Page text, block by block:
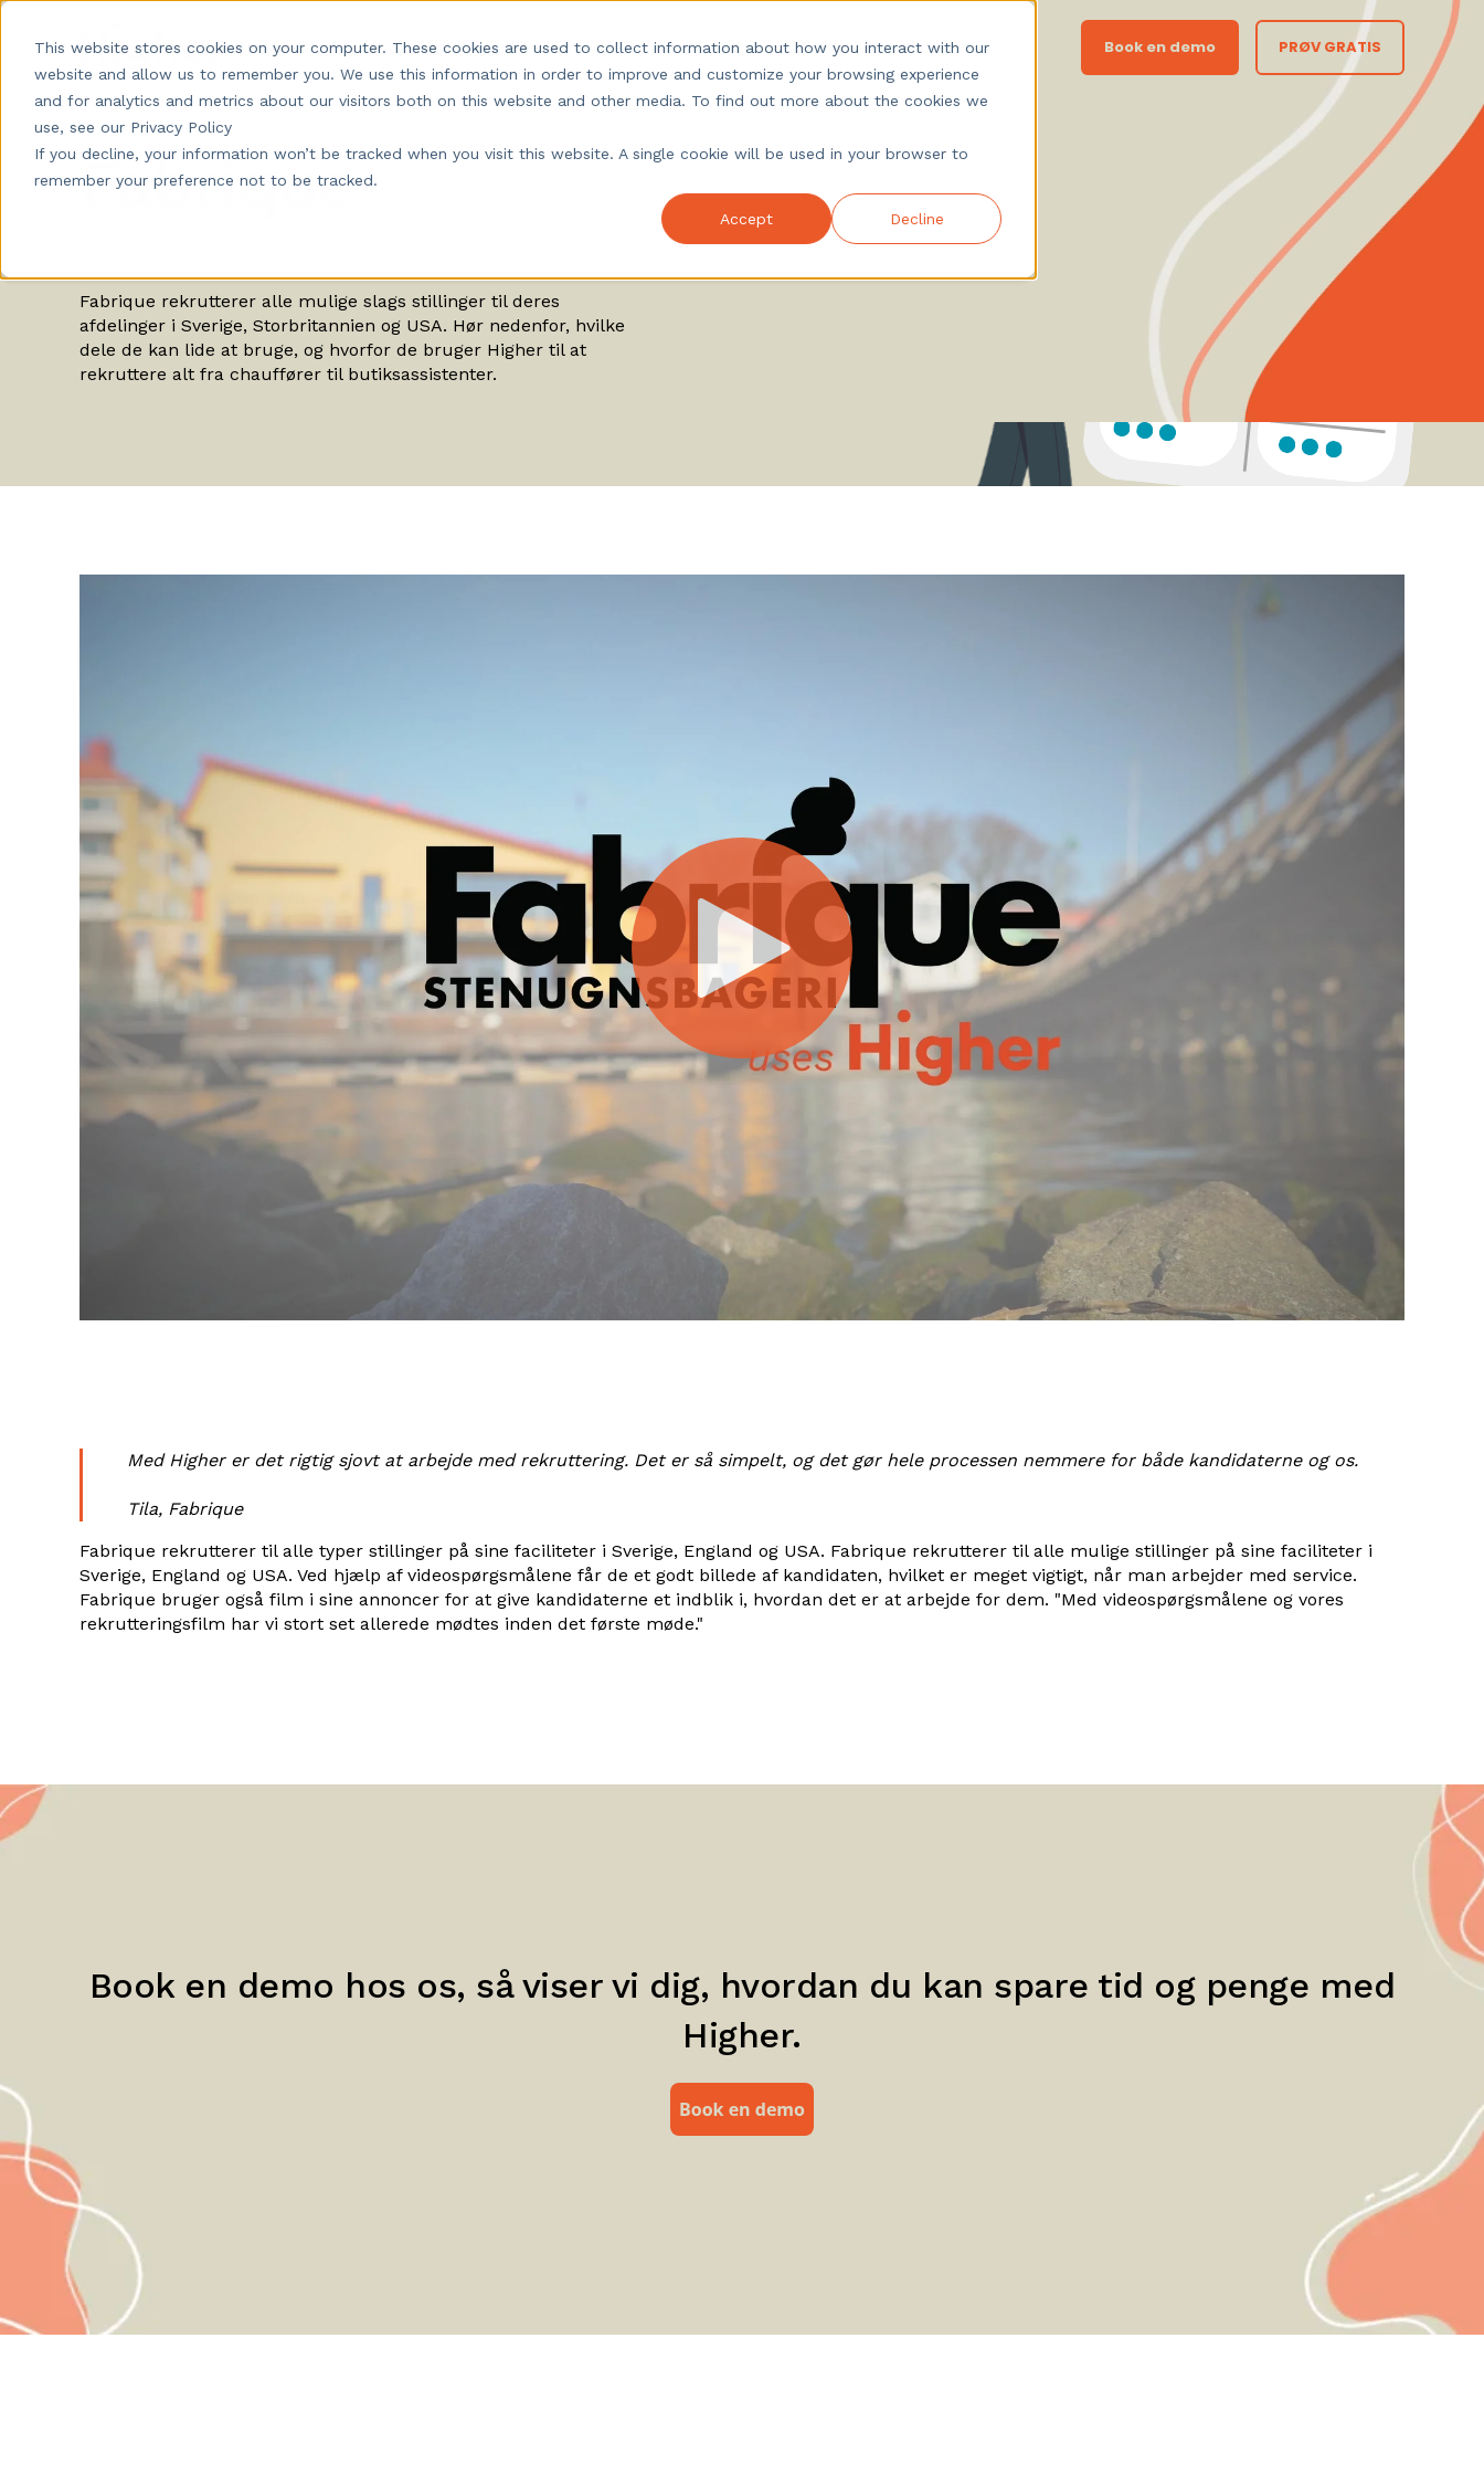
This website stores cookies on your computer. These cookies are used to collect information about how you interact with our
website and allow us to remember you. We use this information in order to improve and customize your browsing experience
and for analytics and metrics about our visitors both on this website and other media. To find out more about the cookies we
use, see our Privacy Policy
If you decline, your information won’t be tracked when you visit this website. A single cookie will be used in your browser to
remember your preference not to be tracked.
Accept Decline
Produkt Pris Kunder Viden Om os Log ind Book en demo PRØV GRATIS
Fabrique
Fabrique rekrutterer alle mulige slags stillinger til deres
afdelinger i Sverige, Storbritannien og USA. Hør nedenfor, hvilke
dele de kan lide at bruge, og hvorfor de bruger Higher til at
rekruttere alt fra chauffører til butiksassistenter.
Med Higher er det rigtig sjovt at arbejde med rekruttering. Det er så simpelt, og det gør hele processen nemmere for både kandidaterne og os.
Tila, Fabrique
Fabrique rekrutterer til alle typer stillinger på sine faciliteter i Sverige, England og USA. Fabrique rekrutterer til alle mulige stillinger på sine faciliteter i
Sverige, England og USA. Ved hjælp af videospørgsmålene får de et godt billede af kandidaten, hvilket er meget vigtigt, når man arbejder med service.
Fabrique bruger også film i sine annoncer for at give kandidaterne et indblik i, hvordan det er at arbejde for dem. "Med videospørgsmålene og vores
rekrutteringsfilm har vi stort set allerede mødtes inden det første møde."
Book en demo hos os, så viser vi dig, hvordan du kan spare tid og penge med
Higher.